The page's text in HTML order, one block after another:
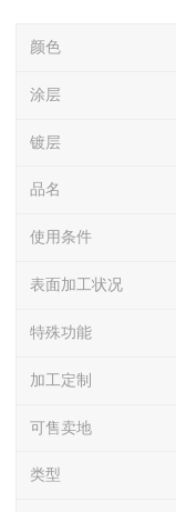
颜色
涂层
镀层
品名
使用条件
表面加工状况
特殊功能
加工定制
可售卖地
类型